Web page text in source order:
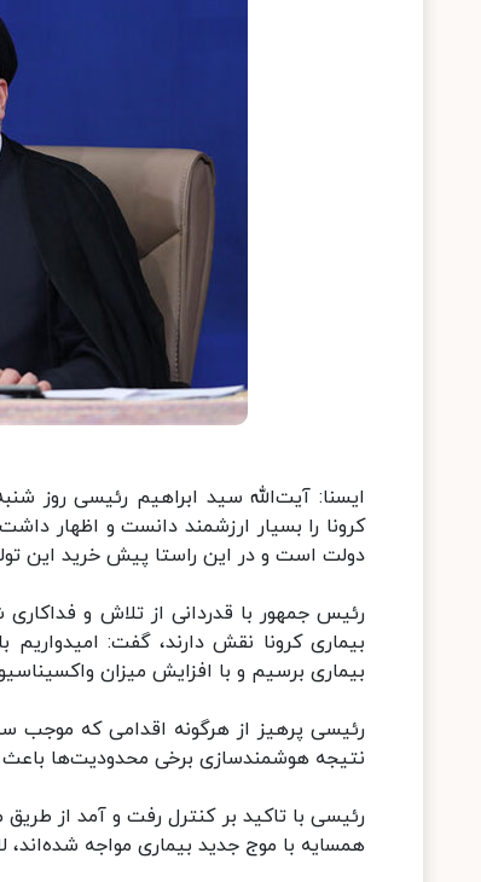
ایسنا: آیت‌الله سید ابراهیم رئیسی روز
کرونا را بسیار ارزشمند دانست و اظهار
دولت است و در این راستا پیش‌ خرید این
رئیس جمهور با قدردانی از تلاش و
بیماری کرونا نقش دارند، گفت:
بیماری برسیم و با افزایش میزان واکسیناسیون به بیش از ۸۰ درصد از
رئیسی پرهیز از هرگونه اقدامی که موجب
نتیجه هوشمندسازی برخی محدودیت‌ها
رئیسی با تاکید بر کنترل رفت و آمد از طریق
همسایه با موج جدید بیماری مواجه